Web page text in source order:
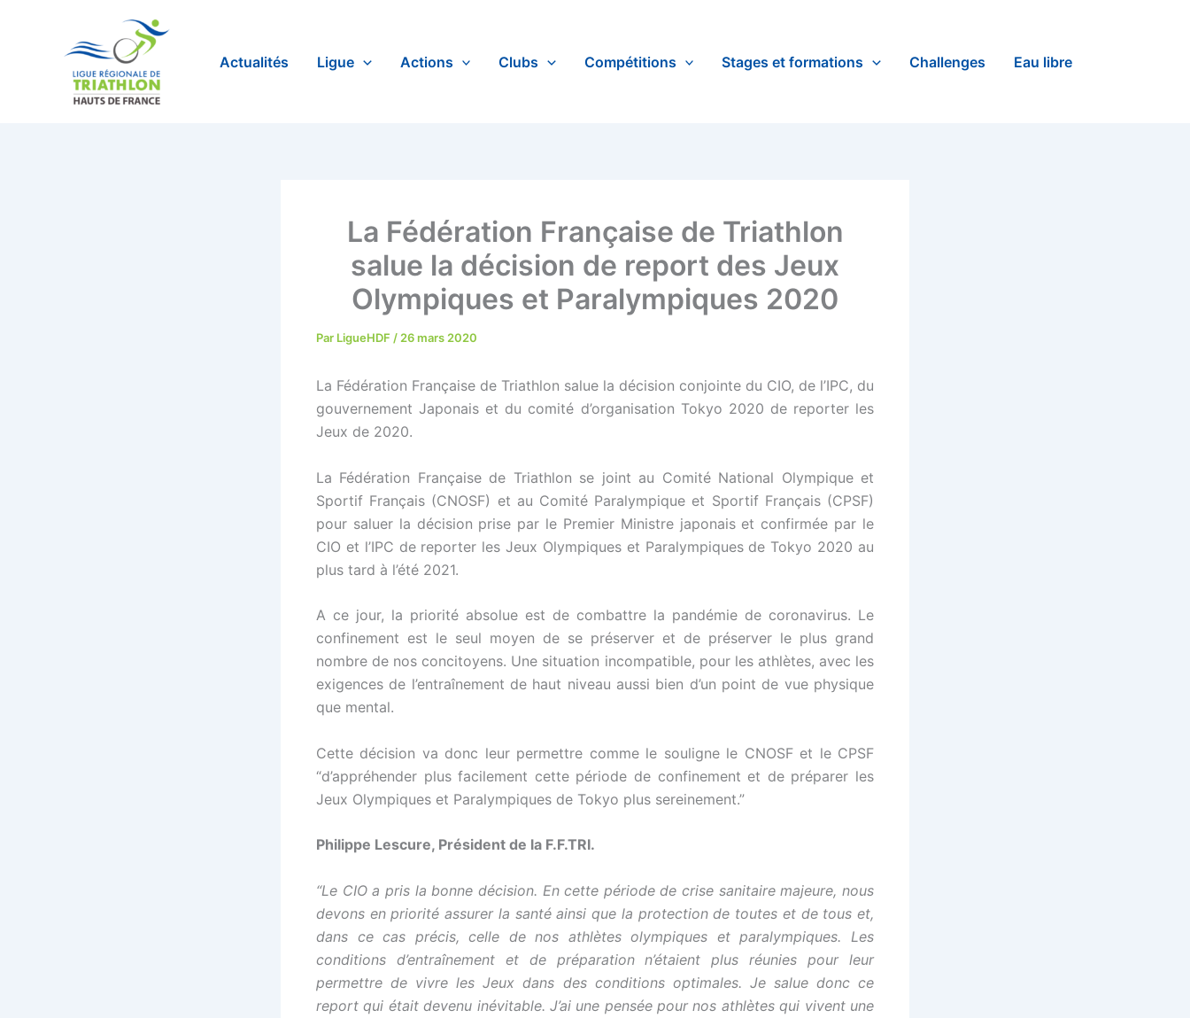
Actualités Ligue Actions Clubs Compétitions Stages et formations Challenges Eau libre
La Fédération Française de Triathlon
salue la décision de report des Jeux
Olympiques et Paralympiques 2020
Par LigueHDF / 26 mars 2020
La Fédération Française de Triathlon salue la décision conjointe du CIO, de l’IPC, du
gouvernement Japonais et du comité d’organisation Tokyo 2020 de reporter les
Jeux de 2020.
La Fédération Française de Triathlon se joint au Comité National Olympique et
Sportif Français (CNOSF) et au Comité Paralympique et Sportif Français (CPSF)
pour saluer la décision prise par le Premier Ministre japonais et confirmée par le
CIO et l’IPC de reporter les Jeux Olympiques et Paralympiques de Tokyo 2020 au
plus tard à l’été 2021.
A ce jour, la priorité absolue est de combattre la pandémie de coronavirus. Le
confinement est le seul moyen de se préserver et de préserver le plus grand
nombre de nos concitoyens. Une situation incompatible, pour les athlètes, avec les
exigences de l’entraînement de haut niveau aussi bien d’un point de vue physique
que mental.
Cette décision va donc leur permettre comme le souligne le CNOSF et le CPSF
“d’appréhender plus facilement cette période de confinement et de préparer les
Jeux Olympiques et Paralympiques de Tokyo plus sereinement.”
Philippe Lescure, Président de la F.F.TRI.
“Le CIO a pris la bonne décision. En cette période de crise sanitaire majeure, nous
devons en priorité assurer la santé ainsi que la protection de toutes et de tous et,
dans ce cas précis, celle de nos athlètes olympiques et paralympiques. Les
conditions d’entraînement et de préparation n’étaient plus réunies pour leur
permettre de vivre les Jeux dans des conditions optimales. Je salue donc ce
report qui était devenu inévitable. J’ai une pensée pour nos athlètes qui vivent une